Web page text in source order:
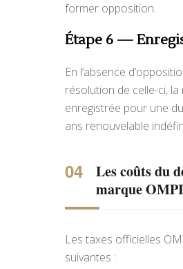
former opposition.
Étape 6 —
En l’absence
résolution de celle-ci,
enregistrée pour une
ans renouvelable
Les coûts du
marque
Les taxes officielles
suivantes :